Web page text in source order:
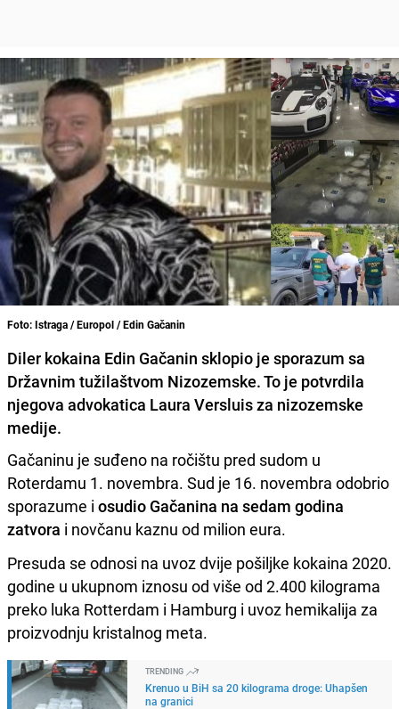
Foto: Istraga / Europol / Edin Gačanin
Diler kokaina Edin Gačanin sklopio je sporazum sa
Državnim tužilaštvom Nizozemske. To je potvrdila
njegova advokatica Laura Versluis za nizozemske
medije.
Gačaninu je suđeno na ročištu pred sudom u
Roterdamu 1. novembra. Sud je 16. novembra odobrio
sporazume i osudio Gačanina na sedam godina
zatvora i novčanu kaznu od milion eura.
Presuda se odnosi na uvoz dvije pošiljke kokaina 2020.
godine u ukupnom iznosu od više od 2.400 kilograma
preko luka Rotterdam i Hamburg i uvoz hemikalija za
proizvodnju kristalnog meta.
TRENDING
Krenuo u BiH sa 20 kilograma droge: Uhapšen
na granici